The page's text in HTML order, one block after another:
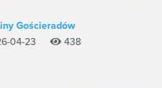
Gościeradów
04-23
438